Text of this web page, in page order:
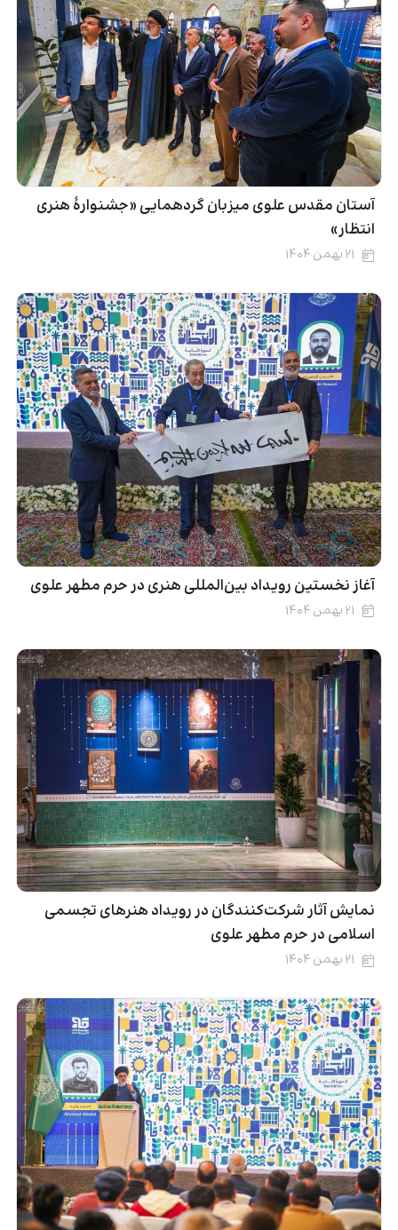
آستان مقدس علوی میزبان گردهمایی «جشنوارۀ هنری
انتظار»
۲۱ بهمن ۱۴۰۴
آغاز نخستین رویداد بین‌المللی هنری در حرم مطهر علوی
۲۱ بهمن ۱۴۰۴
نمایش آثار شرکت‌کنندگان در رویداد هنرهای تجسمی
اسلامی در حرم مطهر علوی
۲۱ بهمن ۱۴۰۴